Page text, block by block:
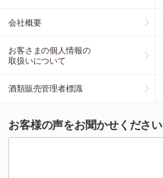
会社概要
お客さまの個人情報の
取扱いについて
酒類販売管理者標識
お客様の声をお聞かせください